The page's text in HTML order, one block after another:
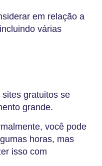
em relação a
várias
gratuitos se
grande.
você pode
horas, mas
isso com